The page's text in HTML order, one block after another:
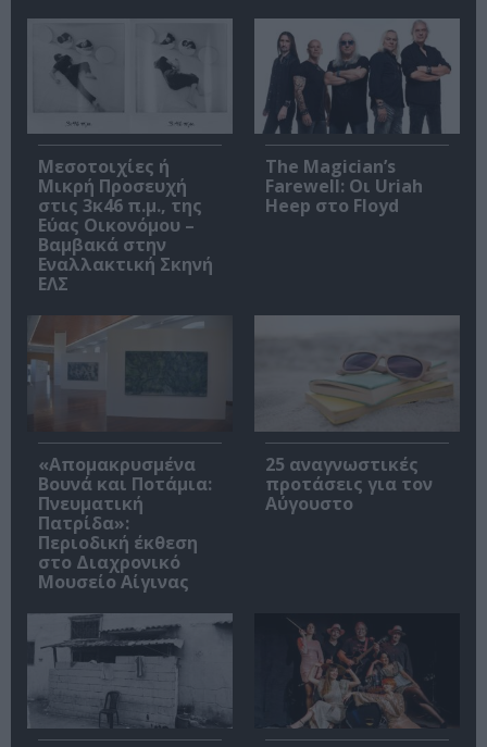
Μεσοτοιχίες ή
Μικρή Προσευχή
στις 3κ46 π.μ., της
Εύας Οικονόμου –
Βαμβακά στην
Εναλλακτική Σκηνή
ΕΛΣ
The Magician’s
Farewell: Οι Uriah
Heep στο Floyd
«Απομακρυσμένα
Βουνά και Ποτάμια:
Πνευματική
Πατρίδα»:
Περιοδική έκθεση
στο Διαχρονικό
Μουσείο Αίγινας
25 αναγνωστικές
προτάσεις για τον
Αύγουστο